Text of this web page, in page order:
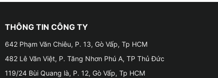
THÔNG TIN CÔNG TY
642 Phạm Văn Chiêu, P. 13, Gò Vấp, Tp HCM
482 Lê Văn Việt, P. Tăng Nhơn Phú A, TP Thủ Đức
119/24 Bùi Quang là, P. 12, Gò Vấp, Tp HCM